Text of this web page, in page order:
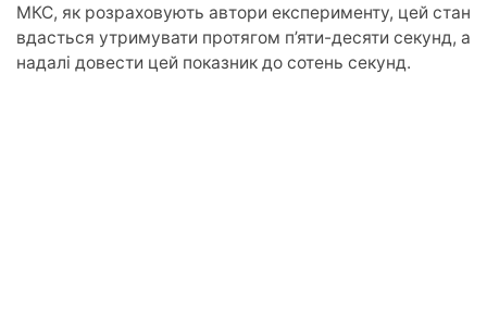
МКС, як розраховують автори експерименту, цей стан
вдасться утримувати протягом п’яти-десяти секунд, а
надалі довести цей показник до сотень секунд.